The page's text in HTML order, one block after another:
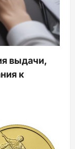
выдачи,
к